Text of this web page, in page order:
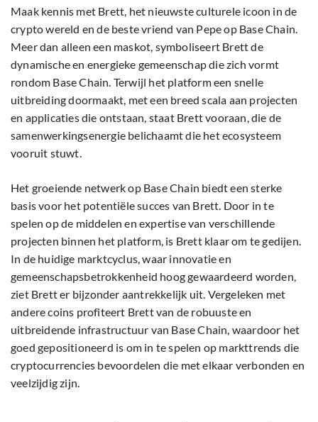
Maak kennis met Brett, het nieuwste culturele icoon in de
crypto wereld en de beste vriend van Pepe op Base Chain.
Meer dan alleen een maskot, symboliseert Brett de
dynamische en energieke gemeenschap die zich vormt
rondom Base Chain. Terwijl het platform een snelle
uitbreiding doormaakt, met een breed scala aan projecten
en applicaties die ontstaan, staat Brett vooraan, die de
samenwerkingsenergie belichaamt die het ecosysteem
vooruit stuwt.
Het groeiende netwerk op Base Chain biedt een sterke
basis voor het potentiële succes van Brett. Door in te
spelen op de middelen en expertise van verschillende
projecten binnen het platform, is Brett klaar om te gedijen.
In de huidige marktcyclus, waar innovatie en
gemeenschapsbetrokkenheid hoog gewaardeerd worden,
ziet Brett er bijzonder aantrekkelijk uit. Vergeleken met
andere coins profiteert Brett van de robuuste en
uitbreidende infrastructuur van Base Chain, waardoor het
goed gepositioneerd is om in te spelen op markttrends die
cryptocurrencies bevoordelen die met elkaar verbonden en
veelzijdig zijn.